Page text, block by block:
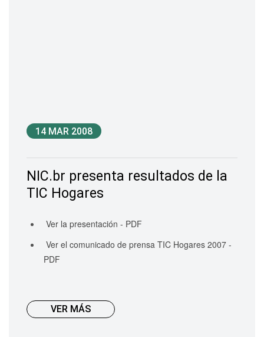
14 MAR 2008
NIC.br presenta resultados de la
TIC Hogares
Ver la presentación - PDF
Ver el comunicado de prensa TIC Hogares 2007 -
PDF
VER MÁS